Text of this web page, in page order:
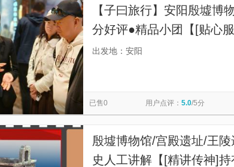
【子曰旅行】安阳殷墟博
分好评●精品小团【[贴心
择场次 ，可选择私家团，
出发地：安阳
已售0 用户点评： 5.0/5分
殷墟博物馆/宫殿遗址/王
史人工讲解【[精讲传神]